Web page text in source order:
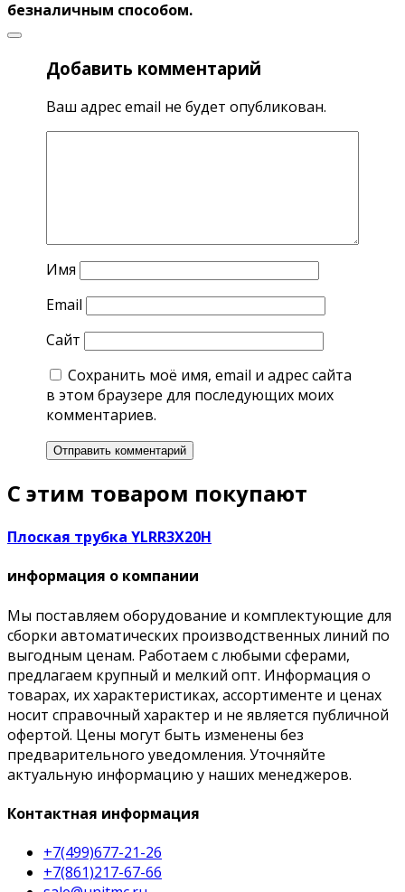
безналичным способом.
Добавить комментарий
Ваш адрес email не будет опубликован.
Имя
Email
Сайт
Сохранить моё имя, email и адрес сайта
в этом браузере для последующих моих
комментариев.
С этим товаром покупают
Плоская трубка YLRR3X20H
информация о компании
Мы поставляем оборудование и комплектующие для
сборки автоматических производственных линий по
выгодным ценам. Работаем с любыми сферами,
предлагаем крупный и мелкий опт. Информация о
товарах, их характеристиках, ассортименте и ценах
носит справочный характер и не является публичной
офертой. Цены могут быть изменены без
предварительного уведомления. Уточняйте
актуальную информацию у наших менеджеров.
Контактная информация
+7(499)677-21-26
+7(861)217-67-66